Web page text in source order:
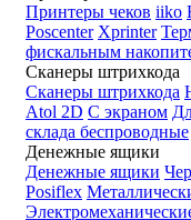
Принтеры чеков iiko
Poscenter Xprinter
фискальным
Сканеры штрихкода
Сканеры штрихкода
Atol 2D С экраном
склада беспроводные
Денежные ящики
Денежные ящики
Posiflex